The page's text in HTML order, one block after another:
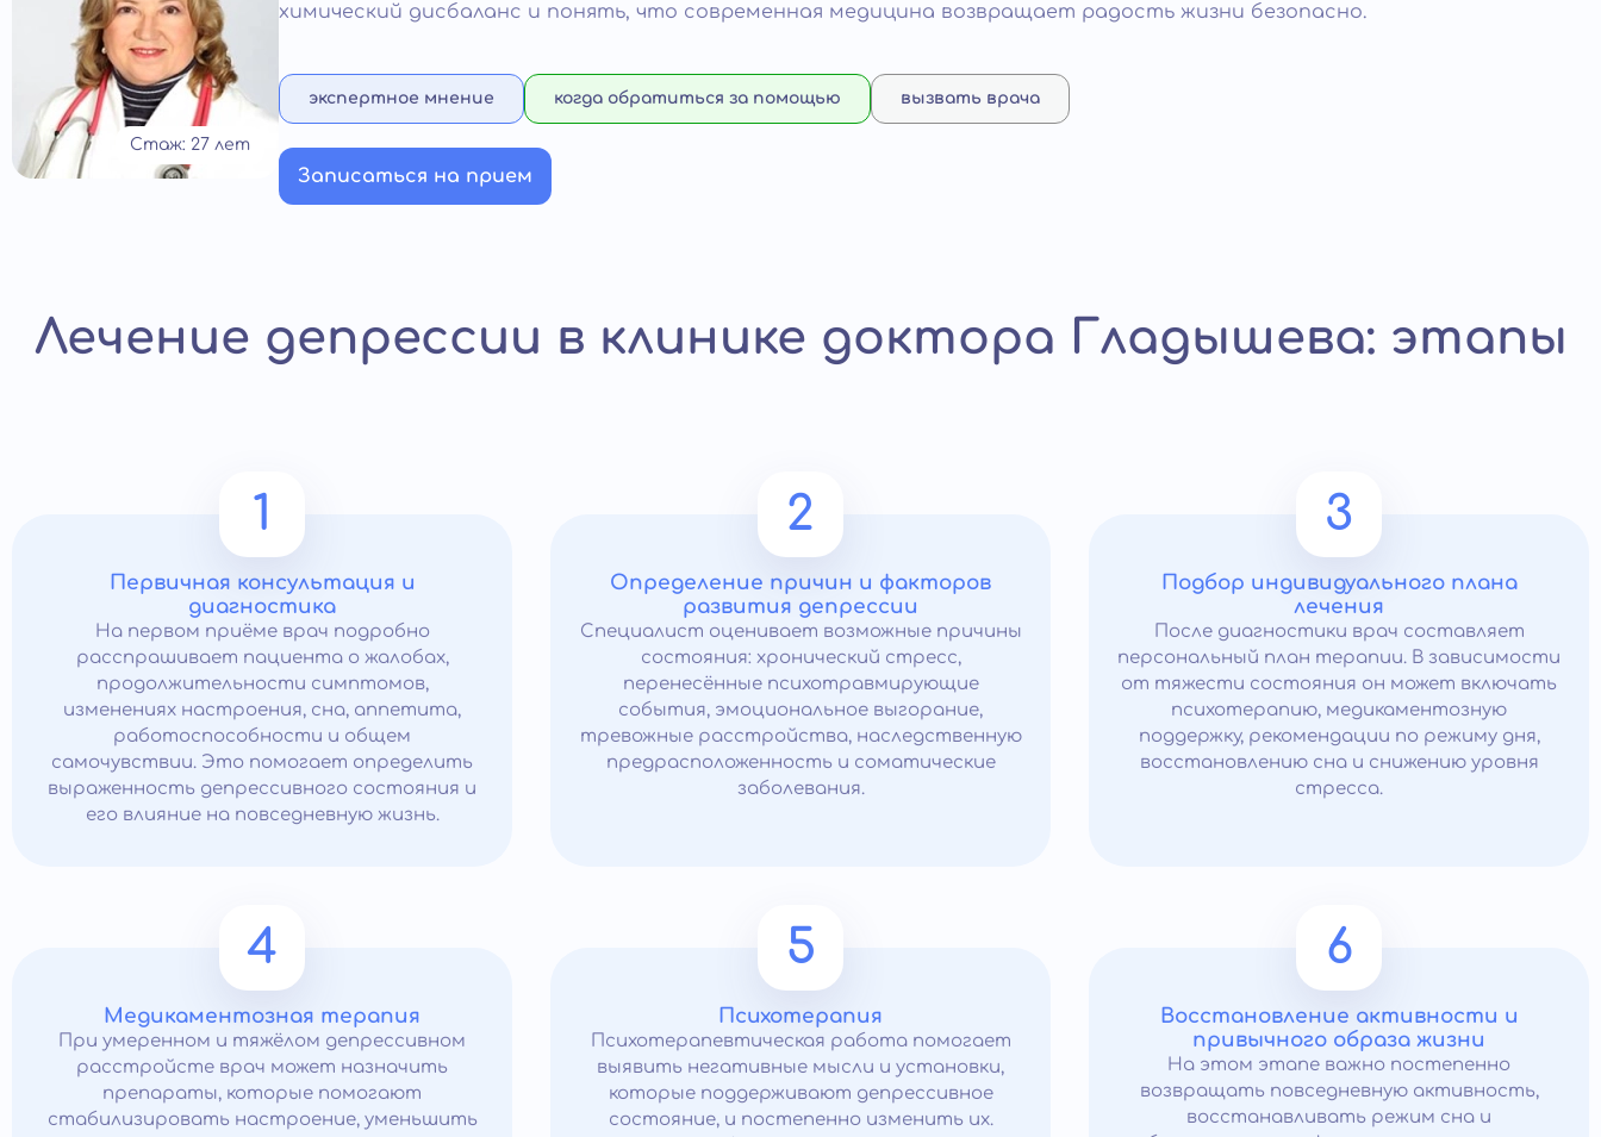
Стаж: 27 лет
химический дисбаланс и понять, что современная медицина возвращает радость жизни безопасно.
экспертное мнение когда обратиться за помощью вызвать врача
Записаться на прием
Лечение депрессии в клинике доктора Гладышева: этапы
1
Первичная консультация и
диагностика
На первом приёме врач подробно
расспрашивает пациента о жалобах,
продолжительности симптомов,
изменениях настроения, сна, аппетита,
работоспособности и общем
самочувствии. Это помогает определить
выраженность депрессивного состояния и
его влияние на повседневную жизнь.
2
Определение причин и факторов
развития депрессии
Специалист оценивает возможные причины
состояния: хронический стресс,
перенесённые психотравмирующие
события, эмоциональное выгорание,
тревожные расстройства, наследственную
предрасположенность и соматические
заболевания.
3
Подбор индивидуального плана
лечения
После диагностики врач составляет
персональный план терапии. В зависимости
от тяжести состояния он может включать
психотерапию, медикаментозную
поддержку, рекомендации по режиму дня,
восстановлению сна и снижению уровня
стресса.
4
Медикаментозная терапия
При умеренном и тяжёлом депрессивном
расстройсте врач может назначить
препараты, которые помогают
стабилизировать настроение, уменьшить
5
Психотерапия
Психотерапевтическая работа помогает
выявить негативные мысли и установки,
которые поддерживают депрессивное
состояние, и постепенно изменить их.
6
Восстановление активности и
привычного образа жизни
На этом этапе важно постепенно
возвращать повседневную активность,
восстанавливать режим сна и